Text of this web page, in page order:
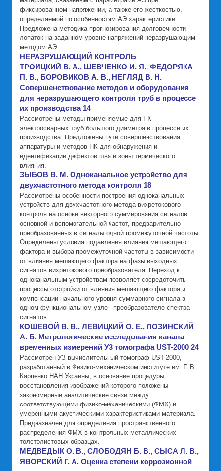
фиксированном напряжении, а также его жесткостью,
определяемой по особенностям АЭ характеристики.
Предложена методика прогнозирования долговечности
лопаток на заданном уровне напряжений неразрушающим
методом АЭ.
НЕРАЗРУШАЮЩИЙ КОНТРОЛЬ
ТРОИЦКИЙ В. А., ШЕВЧЕНКО И. Я., ФЕДОРЯКА
П. В., БОРОВИКОВ А. В., НЕГЛЯД В. Н.
Совершенствование методов и оборудования
для неразрушающего контроля труб в процессе
их производства 14
Рассмотрены методы применяемые для НК
электросварных труб большого диаметра в процессе их
производства. Предложены пути совершенствования
аппаратуры и методов НК для обнаружения и
идентификации дефектов шва и зоны термического
влияния.
ЗЫБОВ В. М. Одноканальное устройство для
двухчастотного метода контроля 18
Рассмотрены особенности построения одноканальных
устройств для двухчастотного метода вихретокового
контроля на основе векторного суммирования сигналов
основной и вспомогательной частот, предварительно
преобразованных в сигналы одной промежуточной частоты.
Определены условия подавления влияния мешающего
фактора и выбора промежуточной частоты в зависимости
от влияния мешающего фактора на фазы выходных
сигналов вихретокового преобразователя. Переход к
одноканальным устройствам позволяет сосредоточить
процессы отстройки от влияния мешающего фактора и
компенсации начального уровня суммарного сигнала в
одном функциональном узле - преобразователе спектра
сигналов.
КОШЕВОЙ В. В., ЛЕВИЦКИЙ О. Е., ЛОЗИНСКИЙ
А. Б. Метрологические исследования канала
временных измерений УЗ томографа UST-2000 24
Рассмотрен УЗ вычислительный томограф UST-2000,
разработанный в Физико-механическом институте им. Г. В.
Карпенко НАН Украины, в основание процедуры
восстановления изображений которого положены
закономерные аналитические связи между
соответствующими физико-механическими (ФМХ) и
умеренными акустическими характеристиками материала.
Предназначен для определения пространственного
распределения ФМХ в контрольных металлических
толстолистовых образцах.
МЕДВЕДЫК О. В., СЛОБОДЯН Б. В., СЫСА Л. В.,
ЯВОРСКИЙ Г. А. Оценка степени коррозионной